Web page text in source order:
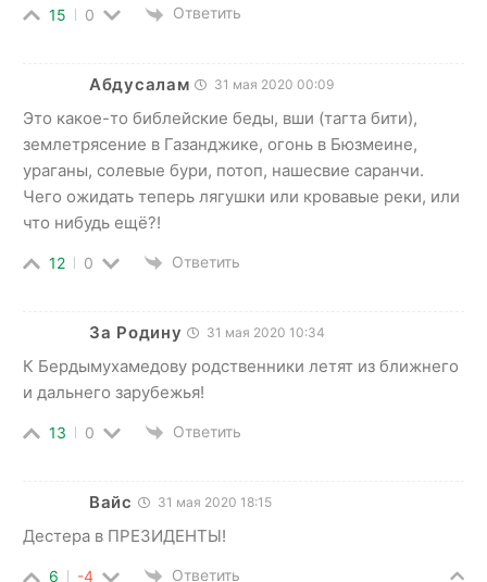
15 0 Ответить
Абдусалам 31 мая 2020 00:09
Это какое-то библейские беды, вши (тагта бити),
землетрясение в Газанджике, огонь в Бюзмеине,
ураганы, солевые бури, потоп, нашесвие саранчи.
Чего ожидать теперь лягушки или кровавые реки, или
что нибудь ещё?!
12 0 Ответить
За Родину 31 мая 2020 10:34
К Бердымухамедову родственники летят из ближнего
и дальнего зарубежья!
13 0 Ответить
Вайс 31 мая 2020 18:15
Дестера в ПРЕЗИДЕНТЫ!
6 -4 Ответить